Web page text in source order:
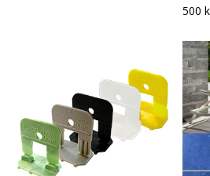
500